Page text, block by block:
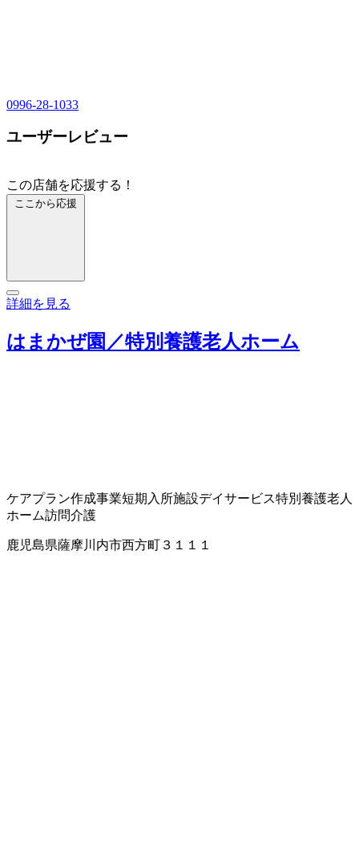
0996-28-1033
ユーザーレビュー
この店舗を応援する！
ここから応援
詳細を見る
はまかぜ園／特別養護老人ホーム
ケアプラン作成事業短期入所施設デイサービス特別養護老人
ホーム訪問介護
鹿児島県薩摩川内市西方町３１１１